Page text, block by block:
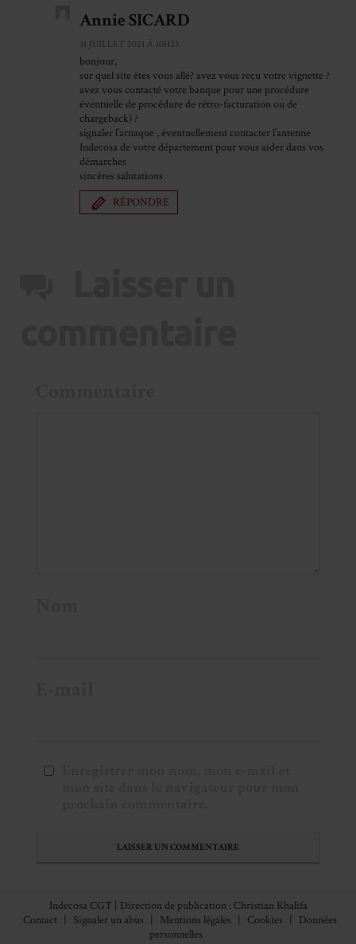
Annie SICARD
31 JUILLET 2021 À 10H23
bonjour,
sur quel site êtes vous allé? avez vous reçu votre vignette ?
avez vous contacté votre banque pour une procédure
éventuelle de procédure de rétro-facturation ou de
chargeback) ?
signaler l’arnaque , éventuellement contacter l’antenne
Indecosa de votre département pour vous aider dans vos
démarches
sincères salutations
RÉPONDRE
Indecosa CGT | Direction de publication : Christian Khalifa
Contact
Signaler un abus Mentions légales Cookies
Données
personnelles